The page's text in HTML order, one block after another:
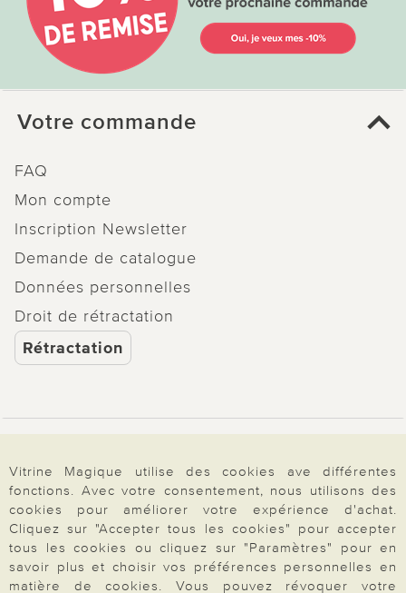
Votre commande
FAQ
Mon compte
Inscription Newsletter
Demande de catalogue
Données personnelles
Droit de rétractation
Rétractation
À propos de nous
Besoin d'aide?
Vitrine Magique utilise des cookies ave différentes
fonctions. Avec votre consentement, nous utilisons des
cookies pour améliorer votre expérience d'achat.
Cliquez sur "Accepter tous les cookies" pour accepter
tous les cookies ou cliquez sur "Paramètres" pour en
savoir plus et choisir vos préférences personnelles en
matière de cookies. Vous pouvez révoquer votre